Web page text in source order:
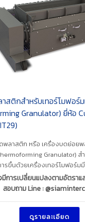
สติกสำหรับเทอร์โมฟอร์
Granulator) ยี่ห้อ
พลาสติก หรือ เครื่องบดย่อย
Granulator)
รขึ้นด้วยเครื่องเทอร์โมฟอร์ม
มีการเปลี่ยนแปลงตามอัตราแ
สอบถาม Line :
ดูรายละเอียด